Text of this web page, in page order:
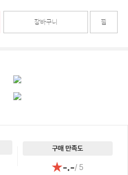
장바구니 찜
구매 만족도
★-.-/ 5